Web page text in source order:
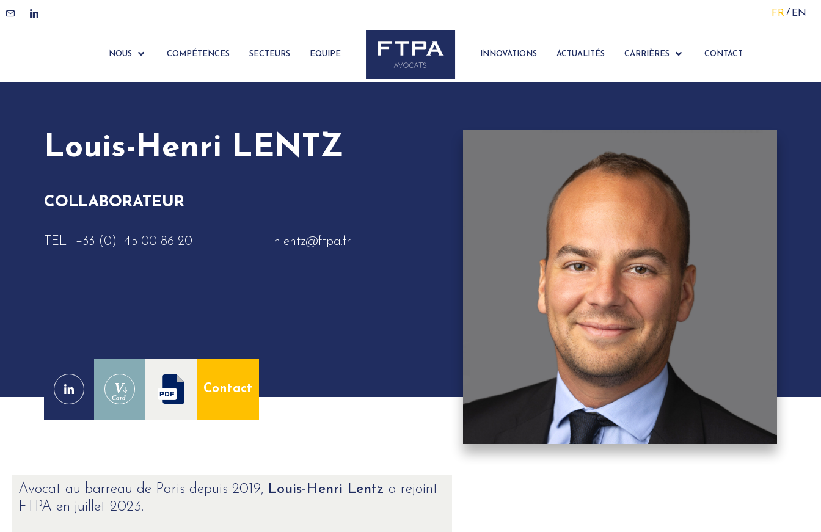
FR EN
NOUS COMPÉTENCES SECTEURS EQUIPE INNOVATIONS ACTUALITÉS CARRIÈRES CONTACT
Louis-Henri LENTZ
COLLABORATEUR
TEL : +33 (0)1 45 00 86 20 lhlentz@ftpa.fr
V
Card
Contact
Avocat au barreau de Paris depuis 2019, Louis-Henri Lentz a rejoint
FTPA en juillet 2023.